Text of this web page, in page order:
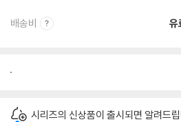
배송비 유
시리즈의 신상품이 출시되면 알려드